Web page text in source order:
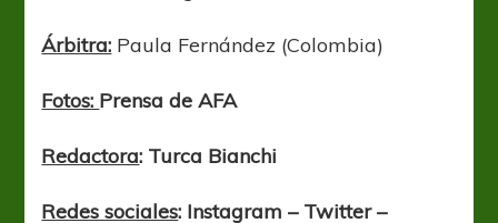
Árbitra: Paula Fernández (Colombia)
Fotos: Prensa de AFA
Redactora: Turca Bianchi
Redes sociales: Instagram – Twitter –